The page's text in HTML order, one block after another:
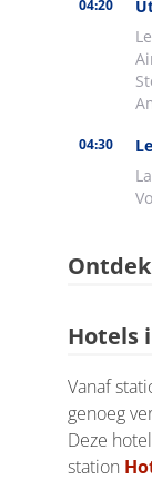
Hotels
Vanaf
genoeg
Deze
station